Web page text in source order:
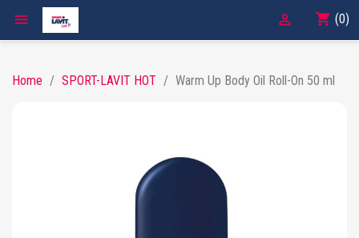
 shopping_cart (0)

Home SPORT-LAVIT HOT Warm Up Body Oil Roll-On 50 ml